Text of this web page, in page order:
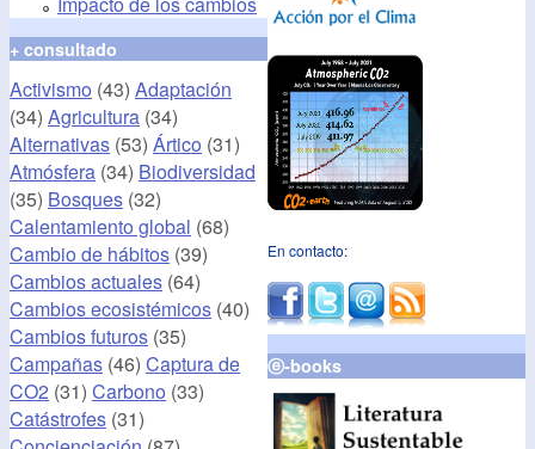
+ consultado
Activismo (43) Adaptación
(34) Agricultura (34)
Alternativas (53) Ártico (31)
Atmósfera (34) Biodiversidad
(35) Bosques (32)
Calentamiento global (68)
Cambio de hábitos (39)
Cambios actuales (64)
Cambios ecosistémicos (40)
Cambios futuros (35)
Campañas (46) Captura de
CO2 (31) Carbono (33)
Catástrofes (31)
En contacto:
ⓔ-books